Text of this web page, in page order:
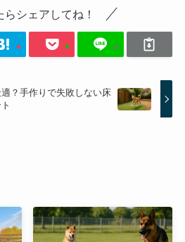
らシェアしてね！
？手作りで失敗しない床